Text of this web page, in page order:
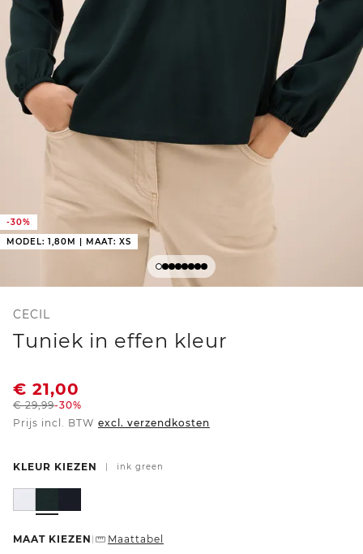
-30%
MODEL: 1,80M | MAAT: XS
CECIL
Tuniek in effen kleur
€ 21,00
€29,99-30%
Prijs incl. BTW excl. verzendkosten
KLEUR KIEZEN ink green
MAAT KIEZEN Maattabel